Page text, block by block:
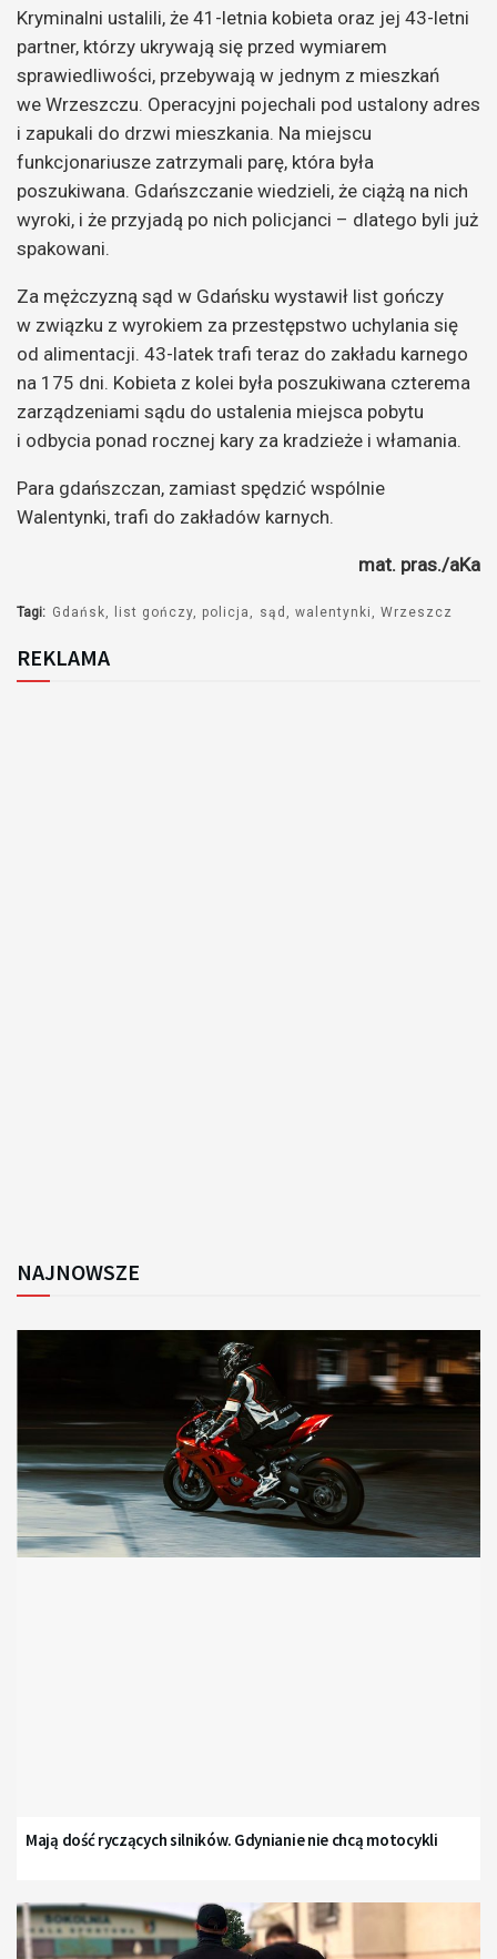
Kryminalni ustalili, że 41-letnia kobieta oraz jej 43-letni
partner, którzy ukrywają się przed wymiarem
sprawiedliwości, przebywają w jednym z mieszkań
we Wrzeszczu. Operacyjni pojechali pod ustalony adres
i zapukali do drzwi mieszkania. Na miejscu
funkcjonariusze zatrzymali parę, która była
poszukiwana. Gdańszczanie wiedzieli, że ciążą na nich
wyroki, i że przyjadą po nich policjanci – dlatego byli już
spakowani.
Za mężczyzną sąd w Gdańsku wystawił list gończy
w związku z wyrokiem za przestępstwo uchylania się
od alimentacji. 43-latek trafi teraz do zakładu karnego
na 175 dni. Kobieta z kolei była poszukiwana czterema
zarządzeniami sądu do ustalenia miejsca pobytu
i odbycia ponad rocznej kary za kradzieże i włamania.
Para gdańszczan, zamiast spędzić wspólnie
Walentynki, trafi do zakładów karnych.
mat. pras./aKa
Tagi: Gdańsk list gończy policja sąd walentynki Wrzeszcz
REKLAMA
NAJNOWSZE
Mają dość ryczących silników. Gdynianie nie chcą motocykli